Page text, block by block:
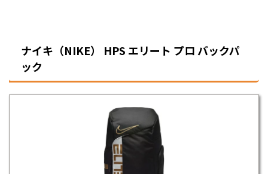
ナイキ（NIKE） HPS エリート プロ バックパ
ック